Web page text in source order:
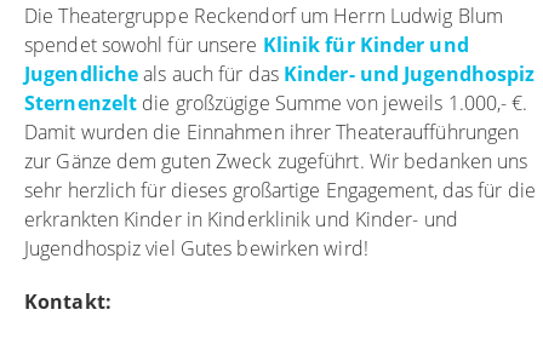
Die Theatergruppe Reckendorf um Herrn Ludwig Blum
spendet sowohl für unsere Klinik für Kinder und
Jugendlicheals auch für das Kinder- und Jugendhospiz
Sternenzelt die großzügige Summe von jeweils 1.000,- €.
Damit wurden die Einnahmen ihrer Theateraufführungen
zur Gänze dem guten Zweck zugeführt. Wir bedanken uns
sehr herzlich für dieses großartige Engagement, das für die
erkrankten Kinder in Kinderklinik und Kinder- und
Jugendhospiz viel Gutes bewirken wird!
Kontakt: